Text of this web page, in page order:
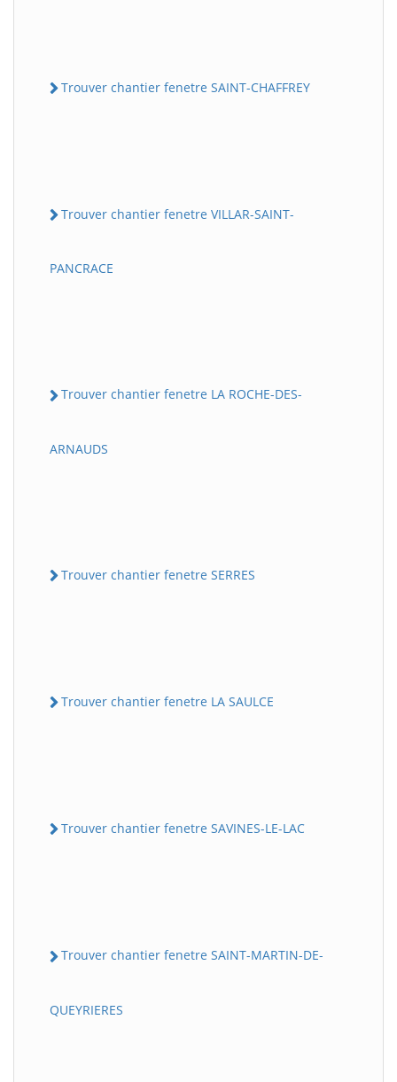
Trouver chantier fenetre SAINT-CHAFFREY
Trouver chantier fenetre VILLAR-SAINT-
PANCRACE
Trouver chantier fenetre LA ROCHE-DES-
ARNAUDS
Trouver chantier fenetre SERRES
Trouver chantier fenetre LA SAULCE
Trouver chantier fenetre SAVINES-LE-LAC
Trouver chantier fenetre SAINT-MARTIN-DE-
QUEYRIERES